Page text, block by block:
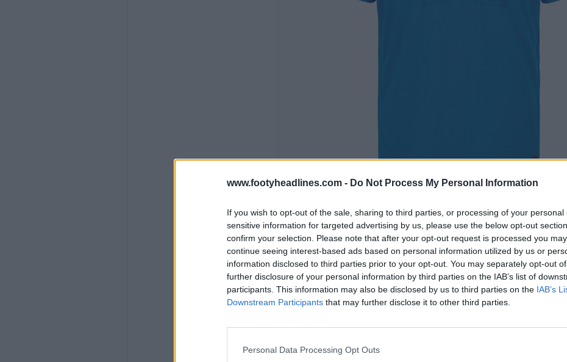
www.footyheadlines.com - Do Not Process My Personal Information
If you wish to opt-out of the sale, sharing to third parties, or processing of your personal
sensitive information for targeted advertising by us, please use the below opt-out
confirm your selection. Please note that after your opt-out request is processed you may
continue seeing interest-based ads based on personal information utilized by us or
information disclosed to third parties prior to your opt-out. You may separately opt-out
further disclosure of your personal information by third parties on the IAB’s list of
participants. This information may also be disclosed by us to third parties on the IAB’s
Downstream Participants that may further disclose it to other third parties.
Personal Data Processing Opt Outs